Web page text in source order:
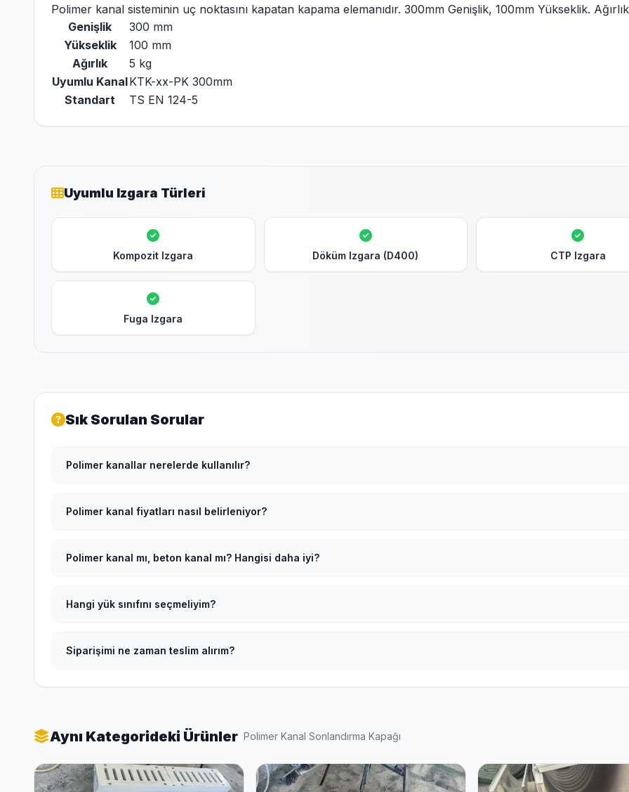
Polimer kanal sisteminin uç noktasını kapatan kapama elemanıdır. 300mm Genişlik, 100mm Yükseklik.
Genişlik
300 mm
Yükseklik
100 mm
Ağırlık
5 kg
Uyumlu KanalKTK-xx-PK 300mm
Standart
TS EN 124-5
Uyumlu Izgara Türleri
Kompozit Izgara Döküm Izgara (D400) CTP Izgara
Fuga Izgara
Sık Sorulan Sorular
Polimer kanallar nerelerde kullanılır?
Polimer kanal fiyatları nasıl belirleniyor?
Polimer kanal mı, beton kanal mı? Hangisi daha iyi?
Hangi yük sınıfını seçmeliyim?
Siparişimi ne zaman teslim alırım?
Aynı Kategorideki Ürünler Polimer Kanal Sonlandırma Kapağı